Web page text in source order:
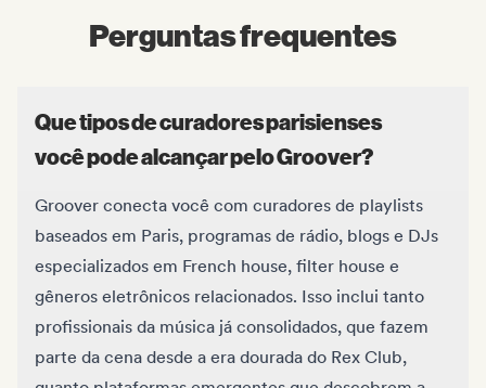
Perguntas frequentes
Que tipos de curadores parisienses
você pode alcançar pelo Groover?
Groover conecta você com curadores de playlists
baseados em Paris, programas de rádio, blogs e DJs
especializados em French house, filter house e
gêneros eletrônicos relacionados. Isso inclui tanto
profissionais da música já consolidados, que fazem
parte da cena desde a era dourada do Rex Club,